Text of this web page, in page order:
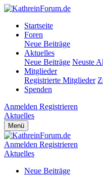
Startseite
Foren
Neue Beiträge
Aktuelles
Neue Beiträge Neuste
Mitglieder
Registrierte Mitglieder
Spenden
Anmelden Registrieren
Aktuelles
Menü
Anmelden Registrieren
Aktuelles
Neue Beiträge